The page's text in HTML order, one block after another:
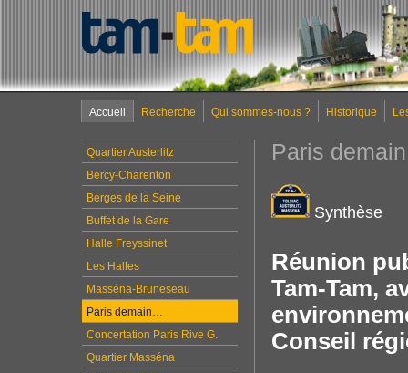
Accueil Recherche Qui sommes-nous ? Historique
Paris
Synthèse
Réunion
Tam-Tam,
Conseil
Quartier Austerlitz
Bercy-Charenton
Berges de la Seine
Buffet de la Gare
Halle Freyssinet
Les Halles
Masséna-Bruneseau
Paris demain…
Concertation Paris Rive G.
Quartier Masséna